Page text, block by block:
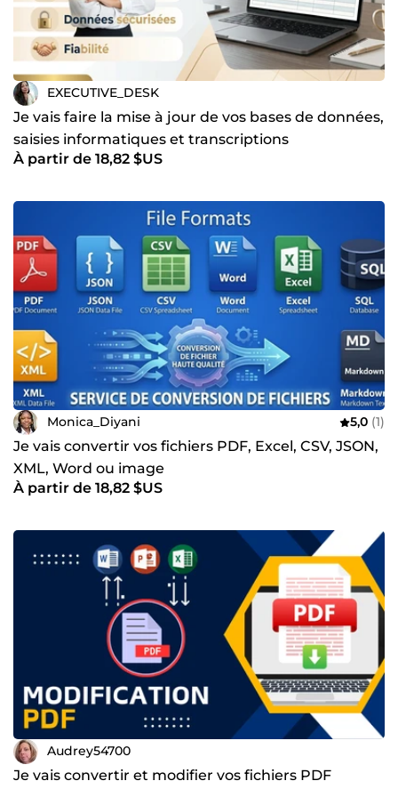
EXECUTIVE_DESK
Je vais faire la mise à jour de vos bases de données,
saisies informatiques et transcriptions
À partir de 18,82 $US
Monica_Diyani 5,0 (1)
Je vais convertir vos fichiers PDF, Excel, CSV, JSON,
XML, Word ou image
À partir de 18,82 $US
Audrey54700
Je vais convertir et modifier vos fichiers PDF